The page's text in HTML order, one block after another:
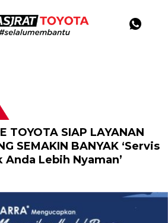
TOYOTA SIAP LAYANAN
SEMAKIN BANYAK ‘Servis
Lebih Nyaman’